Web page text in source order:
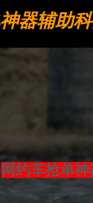
器辅助
网约车抢单